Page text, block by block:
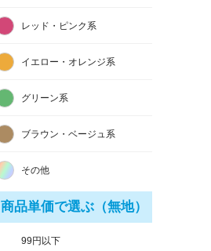
レッド・ピンク系
イエロー・オレンジ系
グリーン系
ブラウン・ベージュ系
その他
商品単価で選ぶ（無地）
99円以下